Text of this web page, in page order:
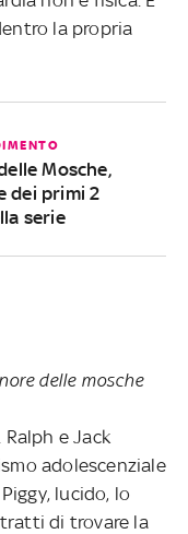
la propria
Mosche,
dei primi 2
serie
delle mosche
e Jack
adolescenziale
lucido, lo
tratti di trovare la